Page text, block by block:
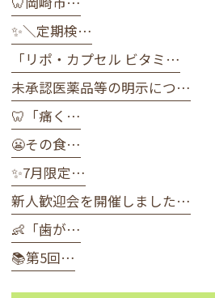
✨＼定期検…
「リポ・カプセル ビタミ…
未承認医薬品等の明示につ…
🦷「痛く…
😬その食…
✨7月限定…
新人歓迎会を開催しました…
👶「歯が…
📚第5回…